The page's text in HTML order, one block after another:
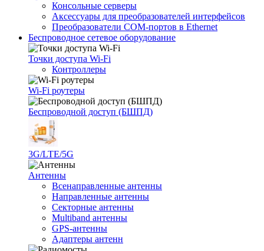
Консольные серверы
Аксессуары для преобразователей интерфейсов
Преобразователи COM-портов в Ethernet
Беспроводное сетевое оборудование
Точки доступа Wi-Fi
Контроллеры
Wi-Fi роутеры
Беспроводной доступ (БШПД)
3G/LTE/5G
Антенны
Всенаправленные антенны
Направленные антенны
Секторные антенны
Multiband антенны
GPS-антенны
Адаптеры антенн